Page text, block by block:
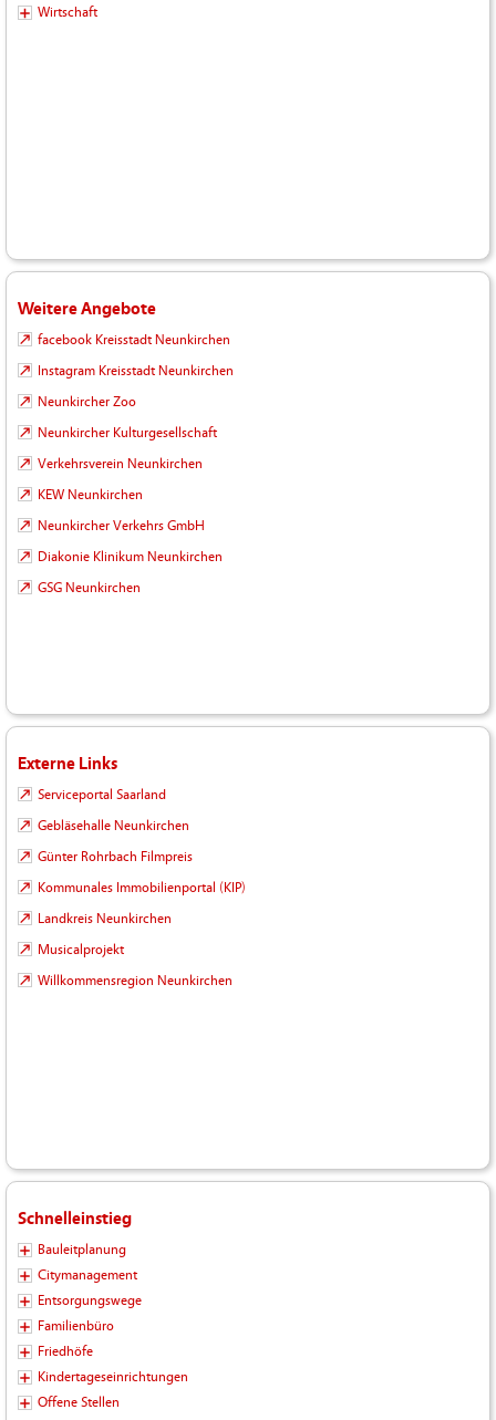
Wirtschaft
Weitere Angebote
facebook Kreisstadt Neunkirchen
Instagram Kreisstadt Neunkirchen
Neunkircher Zoo
Neunkircher Kulturgesellschaft
Verkehrsverein Neunkirchen
KEW Neunkirchen
Neunkircher Verkehrs GmbH
Diakonie Klinikum Neunkirchen
GSG Neunkirchen
Externe Links
Serviceportal Saarland
Gebläsehalle Neunkirchen
Günter Rohrbach Filmpreis
Kommunales Immobilienportal (KIP)
Landkreis Neunkirchen
Musicalprojekt
Willkommensregion Neunkirchen
Schnelleinstieg
Bauleitplanung
Citymanagement
Entsorgungswege
Familienbüro
Friedhöfe
Kindertageseinrichtungen
Offene Stellen